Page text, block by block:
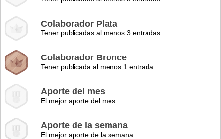
Colaborador Plata
Tener publicadas al menos 3 entradas
Colaborador Bronce
Tener publicada al menos 1 entrada
Aporte del mes
El mejor aporte del mes
Aporte de la semana
El mejor aporte de la semana